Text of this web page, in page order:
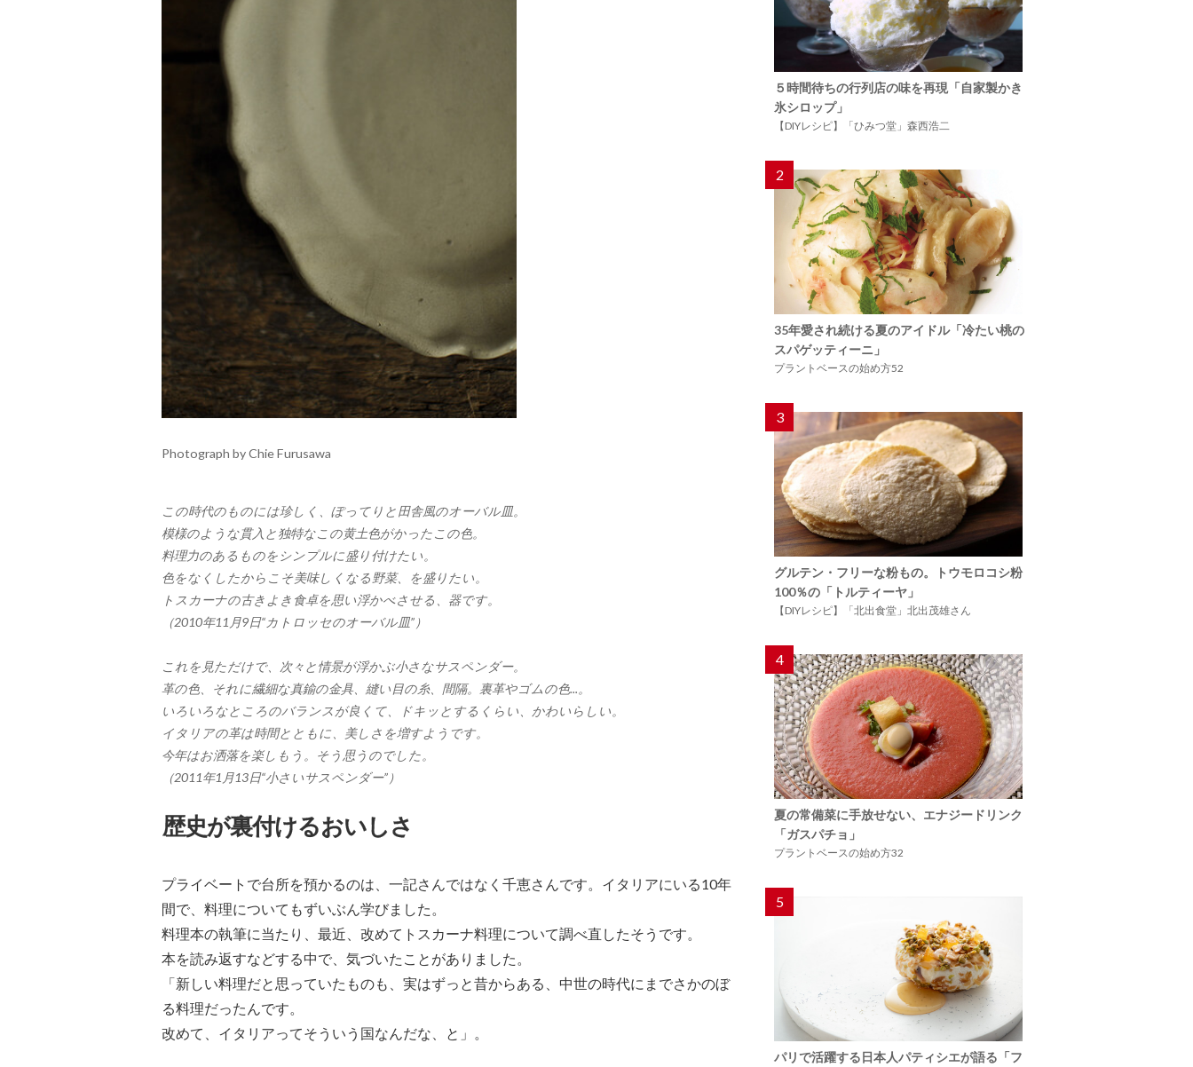
Photograph by Chie Furusawa
この時代のものには珍しく、ぽってりと田舎風のオーバル皿。
模様のような貫入と独特なこの黄土色がかったこの色。
料理力のあるものをシンプルに盛り付けたい。
色をなくしたからこそ美味しくなる野菜、を盛りたい。
トスカーナの古きよき食卓を思い浮かべさせる、器です。
（2010年11月9日“カトロッセのオーバル皿”）
これを見ただけで、次々と情景が浮かぶ小さなサスペンダー。
革の色、それに繊細な真鍮の金具、縫い目の糸、間隔。裏革やゴムの色...。
いろいろなところのバランスが良くて、ドキッとするくらい、かわいらしい。
イタリアの革は時間とともに、美しさを増すようです。
今年はお洒落を楽しもう。そう思うのでした。
（2011年1月13日“小さいサスペンダー”）
歴史が裏付けるおいしさ
プライベートで台所を預かるのは、一記さんではなく千恵さんです。イタリアにいる10年
間で、料理についてもずいぶん学びました。
料理本の執筆に当たり、最近、改めてトスカーナ料理について調べ直したそうです。
本を読み返すなどする中で、気づいたことがありました。
「新しい料理だと思っていたものも、実はずっと昔からある、中世の時代にまでさかのぼ
る料理だったんです。
改めて、イタリアってそういう国なんだな、と」。
５時間待ちの行列店の味を再現「自家製かき
氷シロップ」
【DIYレシピ】「ひみつ堂」森西浩二
2
35年愛され続ける夏のアイドル「冷たい桃の
スパゲッティーニ」
プラントベースの始め方52
3
グルテン・フリーな粉もの。トウモロコシ粉
100％の「トルティーヤ」
【DIYレシピ】「北出食堂」北出茂雄さん
4
夏の常備菜に手放せない、エナジードリンク
「ガスパチョ」
プラントベースの始め方32
5
パリで活躍する日本人パティシエが語る「フ